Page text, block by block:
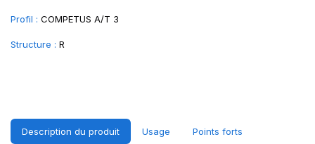
Profil : COMPETUS A/T 3
Structure : R
Description du produit Usage Points forts